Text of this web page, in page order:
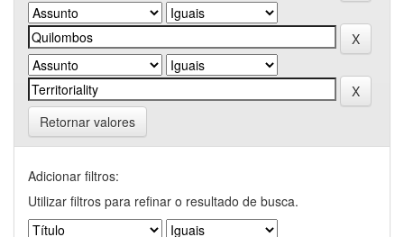
Retornar valores
Adicionar filtros:
Utilizar filtros para refinar o resultado de busca.